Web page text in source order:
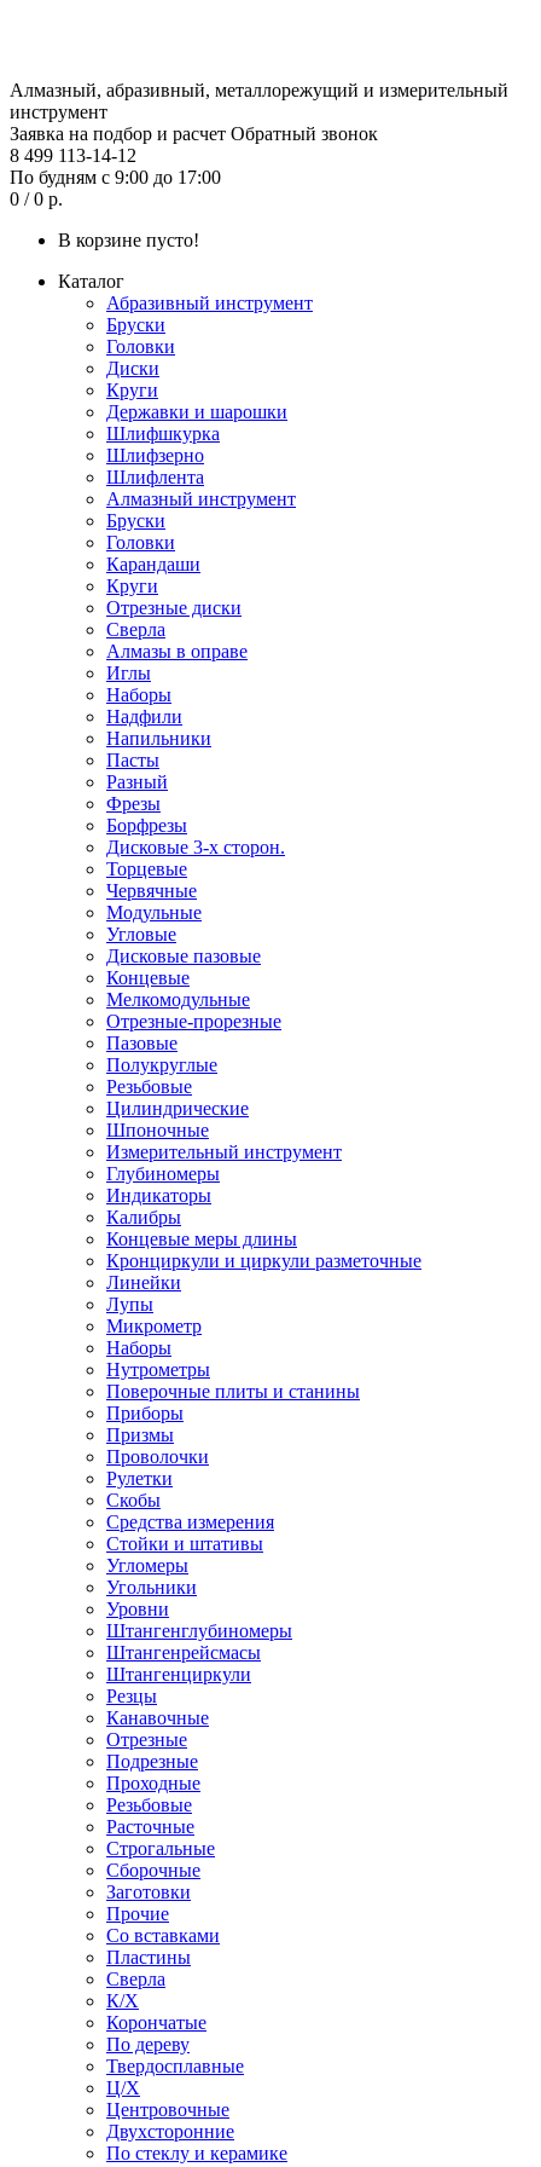
Алмазный, абразивный, металлорежущий и измерительный
инструмент
Заявка на подбор и расчет Обратный звонок
8 499 113-14-12
По будням с 9:00 до 17:00
0 / 0 р.
В корзине пусто!
Каталог
Абразивный инструмент
Бруски
Головки
Диски
Круги
Державки и шарошки
Шлифшкурка
Шлифзерно
Шлифлента
Алмазный инструмент
Бруски
Головки
Карандаши
Круги
Отрезные диски
Сверла
Алмазы в оправе
Иглы
Наборы
Надфили
Напильники
Пасты
Разный
Фрезы
Борфрезы
Дисковые 3-х сторон.
Торцевые
Червячные
Модульные
Угловые
Дисковые пазовые
Концевые
Мелкомодульные
Отрезные-прорезные
Пазовые
Полукруглые
Резьбовые
Цилиндрические
Шпоночные
Измерительный инструмент
Глубиномеры
Индикаторы
Калибры
Концевые меры длины
Кронциркули и циркули разметочные
Линейки
Лупы
Микрометр
Наборы
Нутрометры
Поверочные плиты и станины
Приборы
Призмы
Проволочки
Рулетки
Скобы
Средства измерения
Стойки и штативы
Угломеры
Угольники
Уровни
Штангенглубиномеры
Штангенрейсмасы
Штангенциркули
Резцы
Канавочные
Отрезные
Подрезные
Проходные
Резьбовые
Расточные
Строгальные
Сборочные
Заготовки
Прочие
Со вставками
Пластины
Сверла
К/Х
Корончатые
По дереву
Твердосплавные
Ц/Х
Центровочные
Двухсторонние
По стеклу и керамике